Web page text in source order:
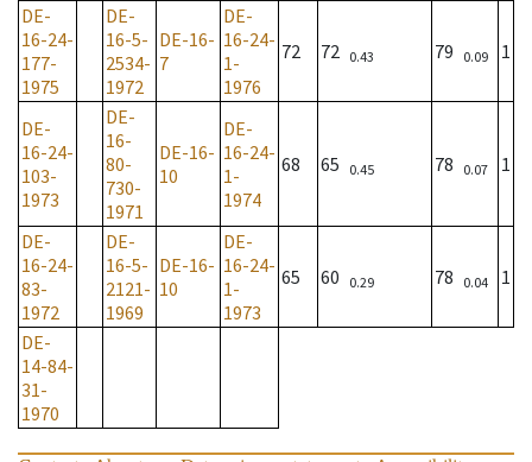
DE-
16-24-
177-
1975
DE-
16-5-
2534-
1972
DE-16-
7
DE-
16-24-
1-
1976
72 72 0.43 79 0.09 1
DE-
16-24-
103-
1973
DE-
16-
80-
730-
1971
DE-16-
10
DE-
16-24-
1-
1974
68 65 0.45 78 0.07 1
DE-
16-24-
83-
1972
DE-
16-5-
2121-
1969
DE-16-
10
DE-
16-24-
1-
1973
65 60 0.29 78 0.04 1
DE-
14-84-
31-
1970